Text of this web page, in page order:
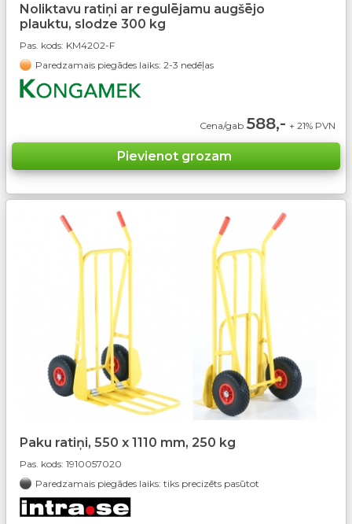
Noliktavu ratiņi ar regulējamu augšējo
plauktu, slodze 300 kg
Pas. kods: KM4202-F
Paredzamais piegādes laiks: 2-3 nedēļas
Cena/gab 588,- + 21% PVN
Paku ratiņi, 550 x 1110 mm, 250 kg
Pas. kods: 1910057020
Paredzamais piegādes laiks: tiks precizēts pasūtot